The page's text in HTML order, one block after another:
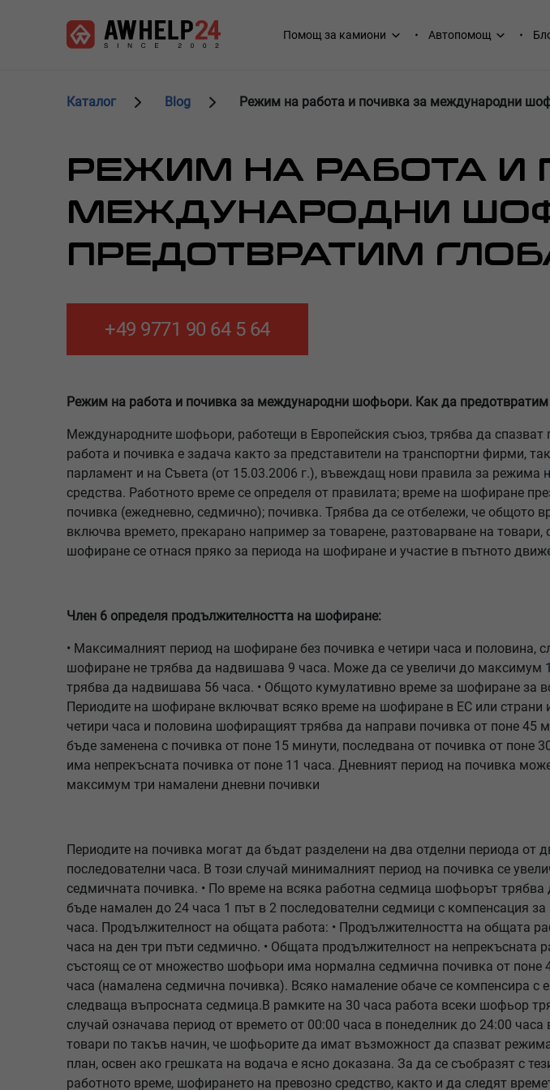
Main
Помощ за камиони Автопомощ
Каталог Blog Режим на работа и почивка за международни
РЕЖИМ НА РАБОТА И
МЕЖДУНАРОДНИ
ПРЕДОТВРАТИМ
+49 9771 90 64 5 64
Режим на работа и почивка за международни шофьори. Как да предотвратим
Международните шофьори, работещи в Европейския съюз, трябва да
работа и почивка е задача както за представители на транспортни фирми,
парламент и на Съвета (от 15.03.2006 г.), въвеждащ нови правила за режима
средства. Работното време се определя от правилата; време на шофиране
почивка (ежедневно, седмично); почивка. Трябва да се отбележи, че общото
включва времето, прекарано например за товарене, разтоварване на
шофиране се отнася пряко за периода на шофиране и участие в пътното
Член 6 определя продължителността на шофиране:
• Максималният период на шофиране без почивка е четири часа и половина,
шофиране не трябва да надвишава 9 часа. Може да се увеличи до максимум
трябва да надвишава 56 часа. • Общото кумулативно време за шофиране за
Периодите на шофиране включват всяко време на шофиране в ЕС или
четири часа и половина шофиращият трябва да направи почивка от поне 45
бъде заменена с почивка от поне 15 минути, последвана от почивка от
има непрекъсната почивка от поне 11 часа. Дневният период на почивка
максимум три намалени дневни почивки
Периодите на почивка могат да бъдат разделени на два отделни периода от
последователни часа. В този случай минималният период на почивка се
седмичната почивка. • По време на всяка работна седмица шофьорът
бъде намален до 24 часа 1 път в 2 последователни седмици с компенсация
часа. Продължителност на общата работа: • Продължителността на общата
часа на ден три пъти седмично. • Общата продължителност на
състоящ се от множество шофьори има нормална седмична почивка от
часа (намалена седмична почивка). Всяко намаление обаче се компенсира с
следваща въпросната седмица.В рамките на 30 часа работа всеки шофьор
случай означава период от времето от 00:00 часа в понеделник до 24:00
товари по такъв начин, че шофьорите да имат възможност да спазват
план, освен ако грешката на водача е ясно доказана. За да се съобразят с
работното време, шофирането на превозно средство, както и да следят